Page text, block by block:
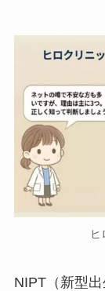
ヒ
NIPT（新型